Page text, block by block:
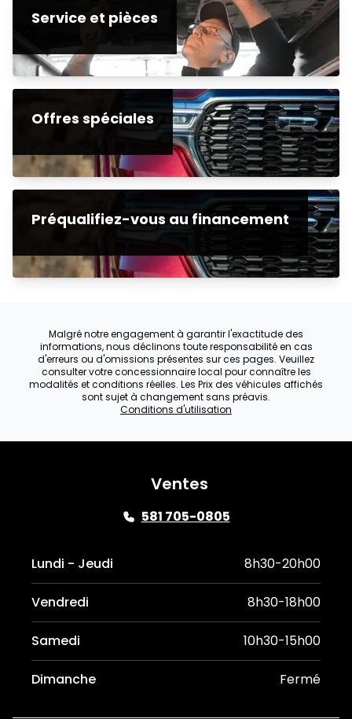
Service et pièces
Offres spéciales
Préqualifiez-vous au financement
Malgré notre engagement à garantir l'exactitude des
informations, nous déclinons toute responsabilité en cas
d'erreurs ou d'omissions présentes sur ces pages. Veuillez
consulter votre concessionnaire local pour connaître les
modalités et conditions réelles. Les Prix des véhicules affichés
sont sujet à changement sans préavis.
Conditions d'utilisation
Ventes
581 705-0805
Lundi - Jeudi 8h30-20h00
Vendredi 8h30-18h00
Samedi 10h30-15h00
Dimanche Fermé